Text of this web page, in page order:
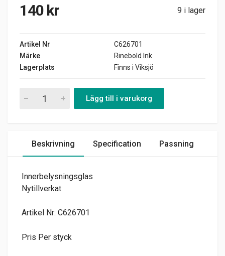
140 kr 9 i lager
Artikel Nr
C626701
Märke
Rinebold Ink
Lagerplats
Finns i Viksjö
Lägg till i varukorg
Beskrivning Specification Passning
Innerbelysningsglas
Nytillverkat
Artikel Nr: C626701
Pris Per styck